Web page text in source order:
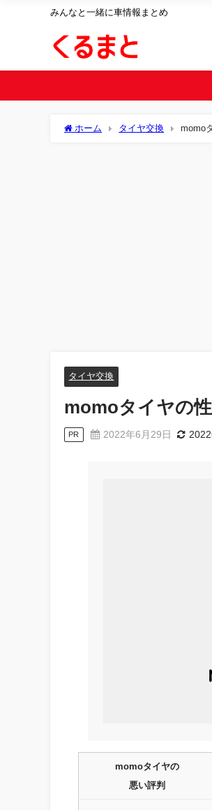
みんなと一緒に車情報まとめ
ホーム タイヤ交換 momo
タイヤ交換
momoタイヤの
PR 2022年6月29日
momoタイヤの
悪い評判